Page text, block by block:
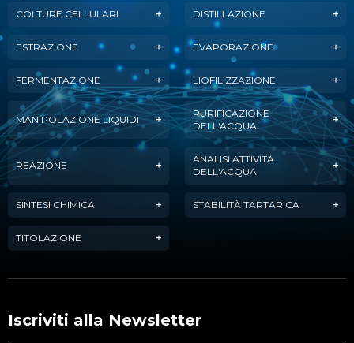
COLTURE CELLULARI DISTILLAZIONE
ESTRAZIONE EVAPORAZIONE
FERMENTAZIONE LIOFILIZZAZIONE
MANIPOLAZIONE LIQUIDI
PURIFICAZIONE
DELL'ACQUA
REAZIONE
ANALISI ATTIVITÀ
DELL'ACQUA
SINTESI CHIMICA STABILITÀ TARTARICA
TITOLAZIONE
Iscriviti alla Newsletter